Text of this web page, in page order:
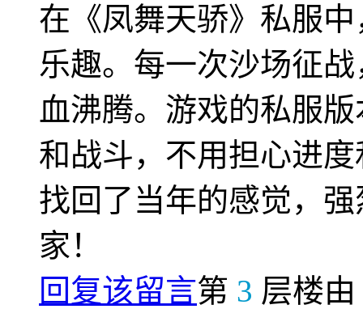
在《凤舞天骄》私服
乐趣。每一次沙场征
血沸腾。游戏的私服
和战斗，不用担心进
找回了当年的感觉，
家！
回复该留言第 3 层楼由